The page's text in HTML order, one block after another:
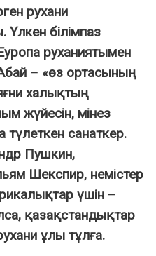
рухани
Үлкен білімпаз
руханиятымен
– «өз ортасының
халықтың
жүйесін, мінез
түлеткен санаткер.
Пушкин,
Шекспир, немістер
үшін –
қазақстандықтар
ұлы тұлға.